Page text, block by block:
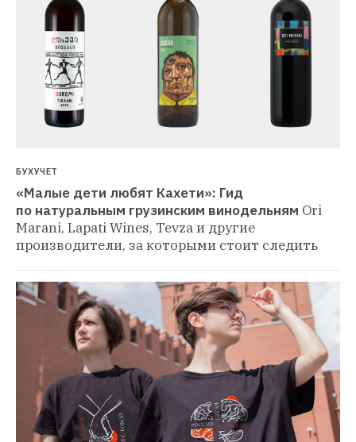
БУХУЧЕТ
«Малые дети любят Кахети»: Гид
по натуральным грузинским винодельням Ori
Marani, Lapati Wines, Tevza и другие
производители, за которыми стоит следить